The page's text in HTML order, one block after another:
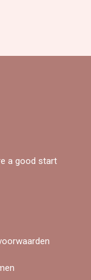
a good start